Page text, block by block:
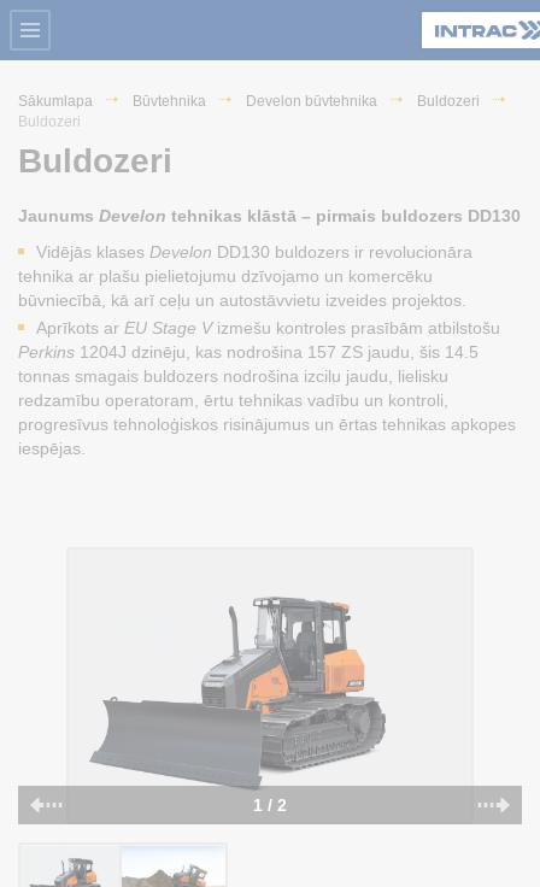
Sākumlapa Būvtehnika Develon būvtehnika
Buldozeri
Buldozeri
Buldozeri
Jaunums Develon tehnikas klāstā – pirmais buldozers DD130
Vidējās klases Develon DD130 buldozers ir revolucionāra
tehnika ar plašu pielietojumu dzīvojamo un komercēku
būvniecībā, kā arī ceļu un autostāvvietu izveides projektos.
Aprīkots ar EU Stage Vizmešu kontroles prasībām atbilstošu
Perkins 1204J dzinēju, kas nodrošina 157 ZS jaudu, šis 14.5
tonnas smagais buldozers nodrošina izcilu jaudu, lielisku
redzamību operatoram, ērtu tehnikas vadību un kontroli,
progresīvus tehnoloģiskos risinājumus un ērtas tehnikas apkopes
iespējas.
1 / 2